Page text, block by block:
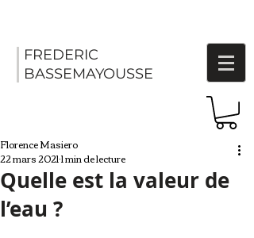
FREDERIC
BASSEMAYOUSSE
Quelle est la valeur de
l’eau ?
Florence Masiero
22 mars 20211 min de lecture